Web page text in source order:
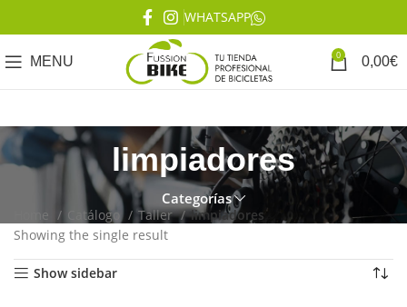
WHATSAPP
MENU 0 0,00€
limpiadores
Categorías
Home Catálogo Taller
limpiadores
Showing the single result
Show sidebar